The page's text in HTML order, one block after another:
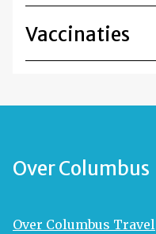
Vaccinaties
Over Columbus
Over Columbus Travel